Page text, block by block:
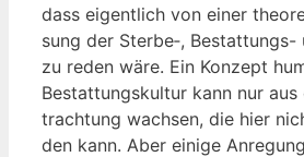
dass eigent­lich von einer
sung der Sterbe‑,
zu reden wäre. Ein Kon­zept
Bestat­tungs­kul­tur kann nur
trach­tung wach­sen, die hier
den kann. Aber eini­ge